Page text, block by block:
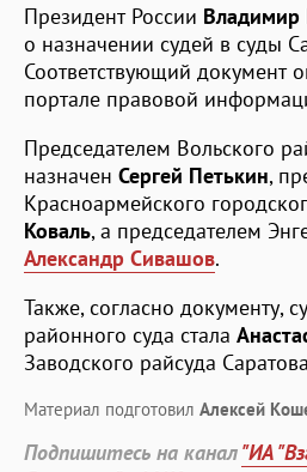
Президент России Владимир
о назначении судей в суды
Соответствующий документ
портале правовой
Председателем Вольского
назначен Сергей Петькин,
Красноармейского
Коваль, а председателем
Александр Сивашов.
Также, согласно документу,
районного суда стала
Заводского райсуда
Материал подготовил Алексей
Подпишитесь на канал"ИА